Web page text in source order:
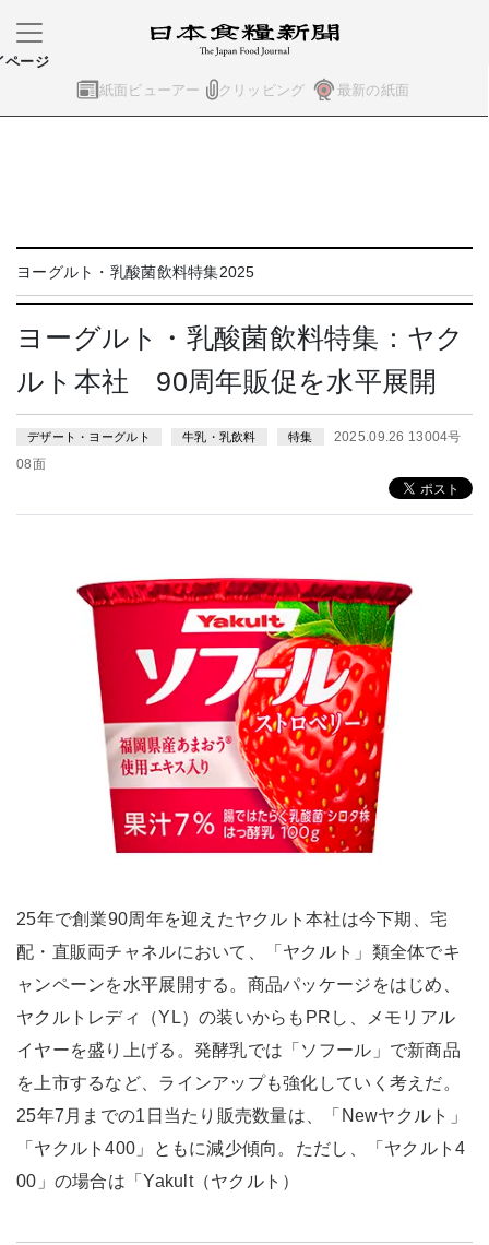
紙面ビューアー クリッピング 最新の紙面
ページ
ヨーグルト・乳酸菌飲料特集2025
ヨーグルト・乳酸菌飲料特集：ヤク
ルト本社 90周年販促を水平展開
デザート・ヨーグルト 牛乳・乳飲料 特集
2025.09.26 13004号
08面
25年で創業90周年を迎えたヤクルト本社は今下期、宅
配・直販両チャネルにおいて、「ヤクルト」類全体でキ
ャンペーンを水平展開する。商品パッケージをはじめ、
ヤクルトレディ（YL）の装いからもPRし、メモリアル
イヤーを盛り上げる。発酵乳では「ソフール」で新商品
を上市するなど、ラインアップも強化していく考えだ。
25年7月までの1日当たり販売数量は、「Newヤクルト」
「ヤクルト400」ともに減少傾向。ただし、「ヤクルト4
00」の場合は「Yakult（ヤクルト）